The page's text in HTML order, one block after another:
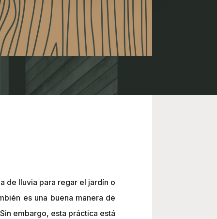
de lluvia para regar el jardín o
es una buena manera de
embargo, esta práctica está